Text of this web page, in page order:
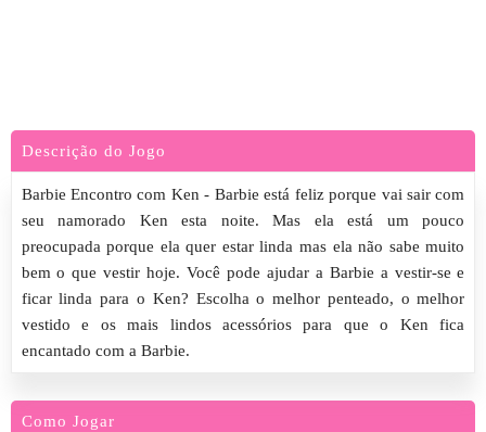
Descrição do Jogo
Barbie Encontro com Ken - Barbie está feliz porque vai sair com
seu namorado Ken esta noite. Mas ela está um pouco
preocupada porque ela quer estar linda mas ela não sabe muito
bem o que vestir hoje. Você pode ajudar a Barbie a vestir-se e
ficar linda para o Ken? Escolha o melhor penteado, o melhor
vestido e os mais lindos acessórios para que o Ken fica
encantado com a Barbie.
Como Jogar